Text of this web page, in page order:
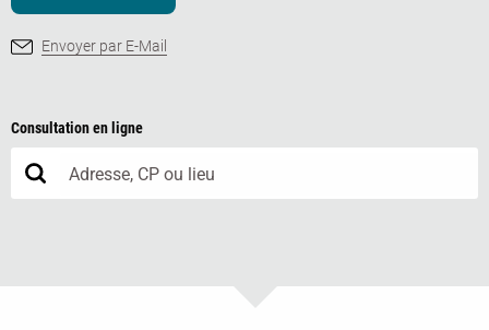
Envoyer par E-Mail
Consultation en ligne